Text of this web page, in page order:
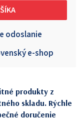
odoslanie
e-shop
produkty z
skladu. Rýchle
doručenie